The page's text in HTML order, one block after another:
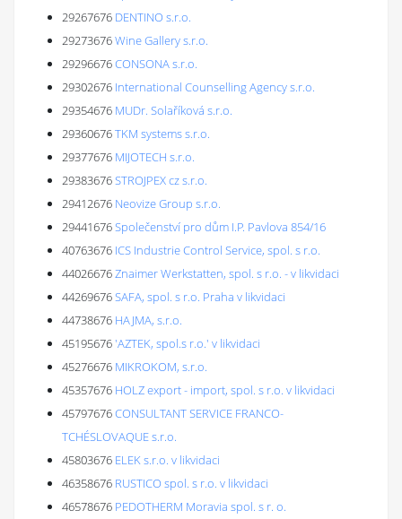
29267676 DENTINO s.r.o.
29273676Wine Gallery s.r.o.
29296676CONSONA s.r.o.
29302676 International Counselling Agency s.r.o.
29354676 MUDr. Solaříková s.r.o.
29360676TKM systems s.r.o.
29377676 MIJOTECH s.r.o.
29383676STROJPEX cz s.r.o.
29412676 Neovize Group s.r.o.
29441676Společenství pro dům I.P. Pavlova 854/16
40763676 ICS Industrie Control Service, spol. s r.o.
44026676Znaimer Werkstatten, spol. s r.o. - v likvidaci
44269676SAFA, spol. s r.o. Praha v likvidaci
44738676 HAJMA, s.r.o.
45195676'AZTEK, spol.s r.o.' v likvidaci
45276676 MIKROKOM, s.r.o.
45357676 HOLZ export - import, spol. s r.o. v likvidaci
45797676CONSULTANT SERVICE FRANCO-
TCHÉSLOVAQUE s.r.o.
45803676 ELEK s.r.o. v likvidaci
46358676 RUSTICO spol. s r.o. v likvidaci
46578676 PEDOTHERM Moravia spol. s r. o.